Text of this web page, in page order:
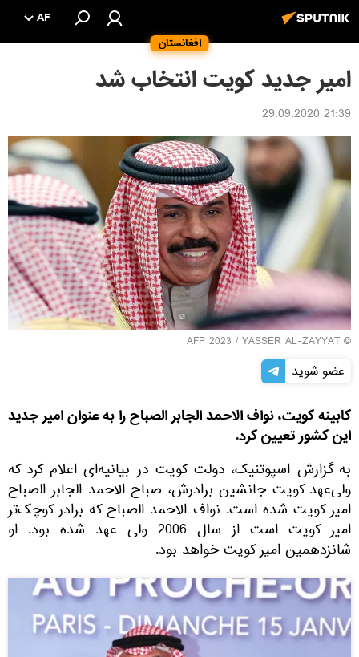
افغانستان
AF
امیر جدید کویت انتخاب شد
21:39 29.09.2020
© AFP 2023 / YASSER AL-ZAYYAT
عضو شوید
کابینه کویت، نواف الاحمد الجابر الصباح را به عنوان امیر جدید
این کشور تعیین کرد.
به گزارش اسپوتنیک، دولت کویت در بیانیه‌ای اعلام کرد که
ولی‌عهد کویت جانشین برادرش، صباح الاحمد الجابر الصباح
امیر کویت شده است. نواف الاحمد الصباح که برادر کوچک‌تر
امیر کویت است از سال 2006 ولی عهد شده بود. او
شانزدهمین امیر کویت خواهد بود.